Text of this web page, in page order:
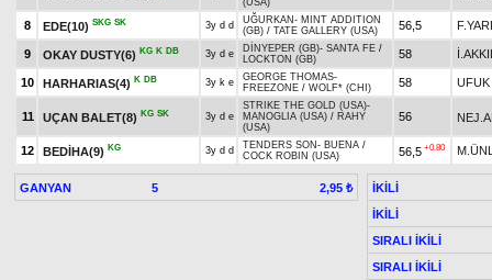
(USA)
8 EDE(10) SKG SK 3y d d UĞURKAN - MINT ADDITION
(GB) / TATE GALLERY (USA) 56,5
9 OKAY DUSTY(6) KG K DB 3y d e DİNYEPER (GB)- SANTA FE /
LOCKTON (GB)
58
10 HARHARIAS(4) K DB 3y k e GEORGE THOMAS-
FREEZONE / WOLF* (CHI) 58 UFUK
11 UÇAN BALET(8) KG SK 3y d e
STRIKE THE GOLD (USA)-
MANOGLIA (USA) / RAHY
(USA)
56
12 BEDİHA(9) KG 3y d d TENDERS SON - BUENA /
COCK ROBIN (USA)
56,5 +0.80
GANYAN 5 2,95 ₺
İKİLİ
İKİLİ
SIRALI İKİLİ
SIRALI İKİLİ